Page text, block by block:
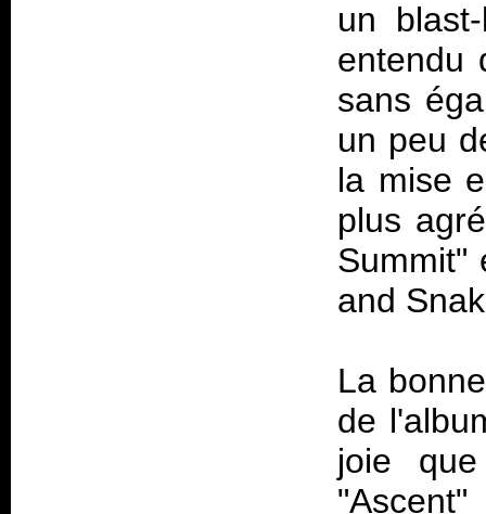
un
entendu
sans
un peu
la mise
plus
Summit"
and
La
de
joie